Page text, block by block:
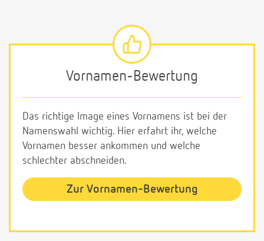
Vornamen-Bewertung
Das richtige Image eines Vornamens ist bei der
Namenswahl wichtig. Hier erfahrt ihr, welche
Vornamen besser ankommen und welche
schlechter abschneiden.
Zur Vornamen-Bewertung